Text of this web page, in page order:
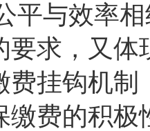
与效率相
要求，又
费挂钩机
缴费的积极